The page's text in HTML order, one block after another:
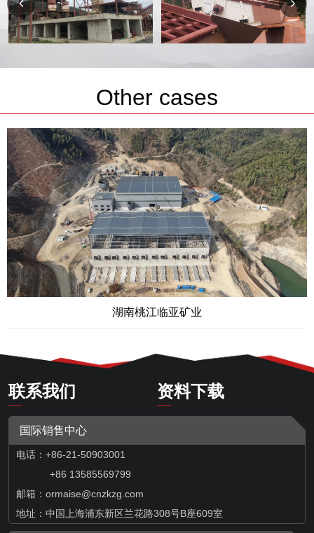
Other cases
湖南桃江临亚矿业
联系我们 资料下载
国际销售中心
电话：+86-21-50903001
+86 13585569799
邮箱： ormaise@cnzkzg.com
地址：中国上海浦东新区兰花路308号B座609室